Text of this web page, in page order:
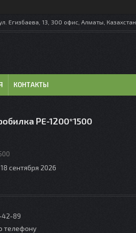
Егизбаева, 13, 300 офис, Алматы, Казахстан
КОНТАКТЫ
PE-1200*1500
сентября 2026
42-89
телефону